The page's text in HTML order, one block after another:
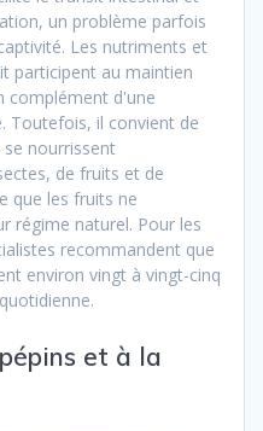
un problème parfois
Les nutriments et
participent au maintien
complément d'une
Toutefois, il convient de
nourrissent
de fruits et de
que les fruits ne
régime naturel. Pour les
recommandent que
environ vingt à vingt-cinq
et à la